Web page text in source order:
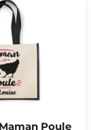
Poule